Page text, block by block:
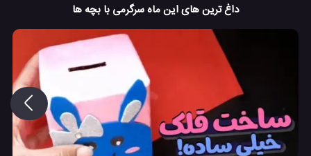
داغ ترین های این ماه سرگرمی با بچه ها